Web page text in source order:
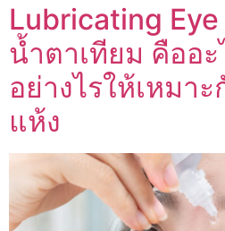
Lubricating
น้ำตาเทียม คืออะ
อย่างไรให้เหมา
แห้ง